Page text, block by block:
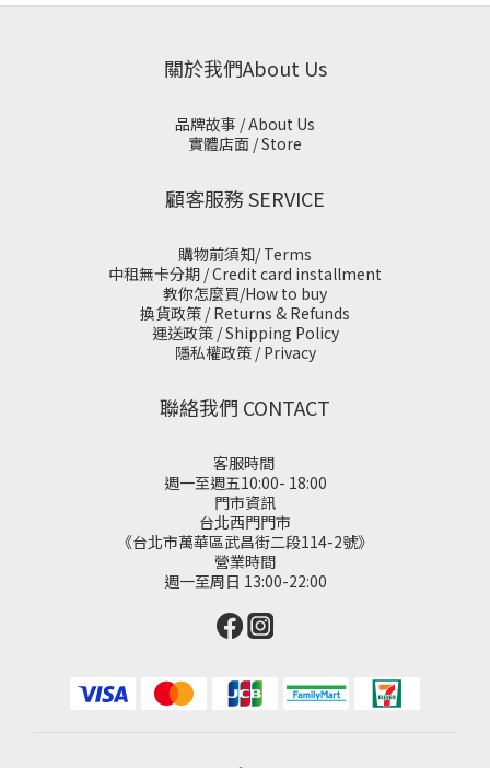
關於我們About Us
品牌故事 / About Us
實體店面 / Store
顧客服務 SERVICE
購物前須知/ Terms
中租無卡分期 / Credit card installment
教你怎麼買/How to buy
換貨政策 / Returns & Refunds
運送政策 / Shipping Policy
隱私權政策 / Privacy
聯絡我們 CONTACT
客服時間
週一至週五10:00- 18:00
門市資訊
台北西門門市
《台北市萬華區武昌街二段114-2號》
營業時間
週一至周日 13:00-22:00